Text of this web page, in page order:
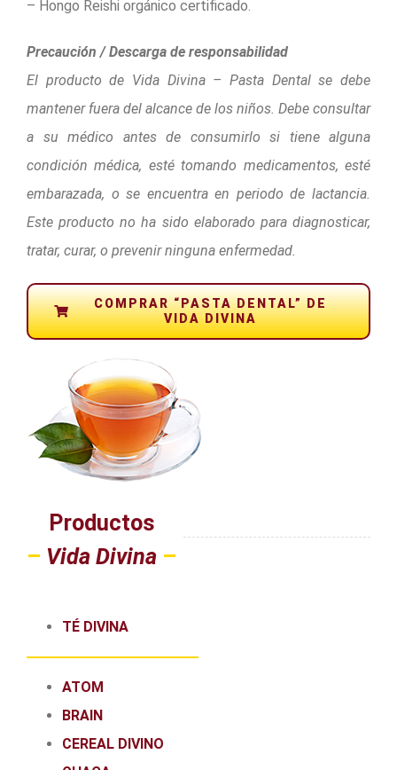
– Hongo Reishi orgánico certificado.
Precaución / Descarga de responsabilidad
El producto de Vida Divina – Pasta Dental se debe
mantener fuera del alcance de los niños. Debe consultar
a su médico antes de consumirlo si tiene alguna
condición médica, esté tomando medicamentos, esté
embarazada, o se encuentra en periodo de lactancia.
Este producto no ha sido elaborado para diagnosticar,
tratar, curar, o prevenir ninguna enfermedad.
COMPRAR “PASTA DENTAL” DE
VIDA DIVINA
Productos
– Vida Divina –
TÉ DIVINA
ATOM
BRAIN
CEREAL DIVINO